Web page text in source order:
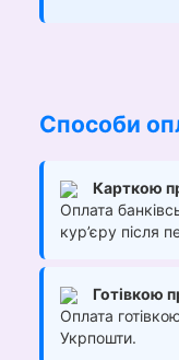
Способи
Карткою
Оплата
кур’єру після
Готівкою
Оплата
Укрпошти.